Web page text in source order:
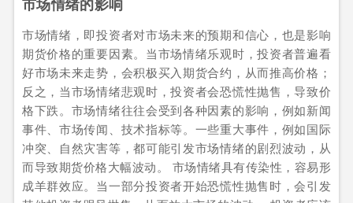
市场情绪，即投资者对市场未来的预期和信心，也是影响
期货价格的重要因素。当市场情绪乐观时，投资者普遍看
好市场未来走势，会积极买入期货合约，从而推高价格；
反之，当市场情绪悲观时，投资者会恐慌性抛售，导致价
格下跌。市场情绪往往会受到各种因素的影响，例如新闻
事件、市场传闻、技术指标等。一些重大事件，例如国际
冲突、自然灾害等，都可能引发市场情绪的剧烈波动，从
而导致期货价格大幅波动。 市场情绪具有传染性，容易形
成羊群效应。当一部分投资者开始恐慌性抛售时，会引发